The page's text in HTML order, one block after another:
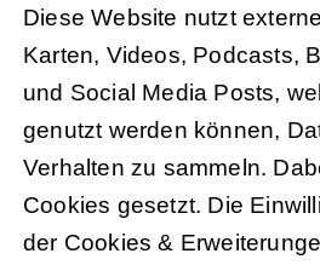
Diese Website nutzt
Karten, Videos, Podcasts,
und Social Media Posts,
genutzt werden können,
Verhalten zu sammeln.
Cookies gesetzt. Die
der Cookies &